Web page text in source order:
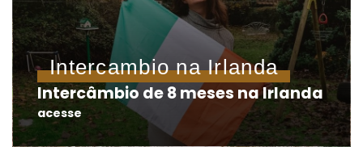
Intercambio na Irlanda
Intercâmbio de 8 meses na Irlanda
acesse